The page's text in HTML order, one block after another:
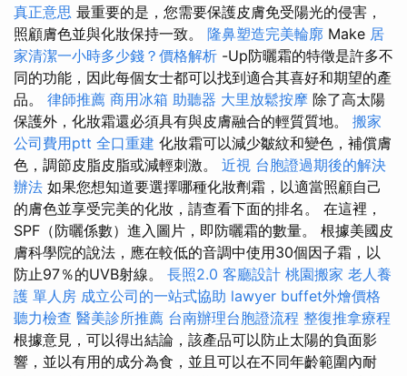
真正意思 最重要的是，您需要保護皮膚免受陽光的侵害，
照顧膚色並與化妝保持一致。 隆鼻塑造完美輪廓 Make 居
家清潔一小時多少錢？價格解析 -Up防曬霜的特徵是許多不
同的功能，因此每個女士都可以找到適合其喜好和期望的產
品。 律師推薦 商用冰箱 助聽器 大里放鬆按摩 除了高太陽
保護外，化妝霜還必須具有與皮膚融合的輕質質地。 搬家
公司費用ptt 全口重建 化妝霜可以減少皺紋和變色，補償膚
色，調節皮脂皮脂或減輕刺激。 近視 台胞證過期後的解決
辦法 如果您想知道要選擇哪種化妝劑霜，以適當照顧自己
的膚色並享受完美的化妝，請查看下面的排名。 在這裡，
SPF（防曬係數）進入圖片，即防曬霜的數量。 根據美國皮
膚科學院的說法，應在較低的音調中使用30個因子霜，以
防止97％的UVB射線。 長照2.0 客廳設計 桃園搬家 老人養
護 單人房 成立公司的一站式協助 lawyer buffet外燴價格
聽力檢查 醫美診所推薦 台南辦理台胞證流程 整復推拿療程
根據意見，可以得出結論，該產品可以防止太陽的負面影
響，並以有用的成分為食，並且可以在不同年齡範圍內耐